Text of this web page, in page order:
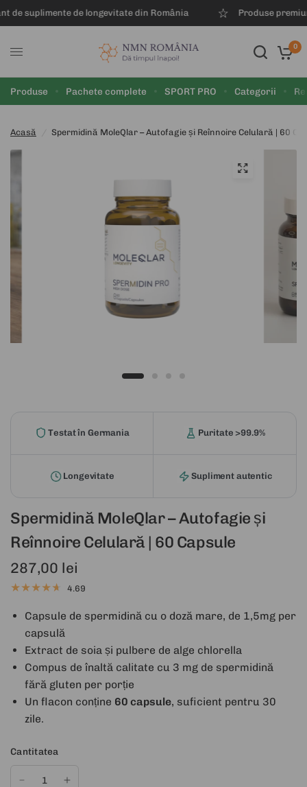
longevitate din România Produse premium, calitate
0
Produse Pachete complete SPORT PRO Categorii
Acasă Spermidină MoleQlar – Autofagie și Reînnoire Celulară | 60
Testat în Germania Puritate >99.9%
Longevitate Supliment autentic
Spermidină MoleQlar – Autofagie și
Reînnoire Celulară | 60 Capsule
287,00 lei
4.69
Capsule de spermidină cu o doză mare, de 1,5mg per
capsulă
Extract de soia și pulbere de alge chlorella
Compus de înaltă calitate cu 3 mg de spermidină
fără gluten per porție
Un flacon conține 60 capsule, suficient pentru 30
zile.
Cantitatea